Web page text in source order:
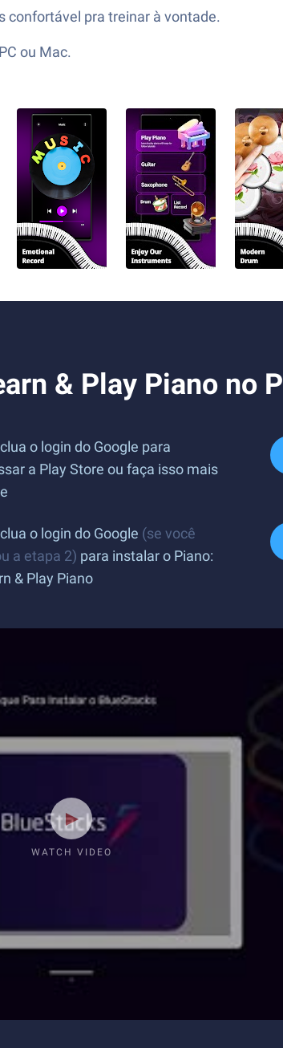
confortável pra treinar à vontade.
ou Mac.
& Play Piano no
o login do Google para
a Play Store ou faça isso mais
o login do Google (se você
a etapa 2) para instalar o Piano:
& Play Piano
WATCH VIDEO